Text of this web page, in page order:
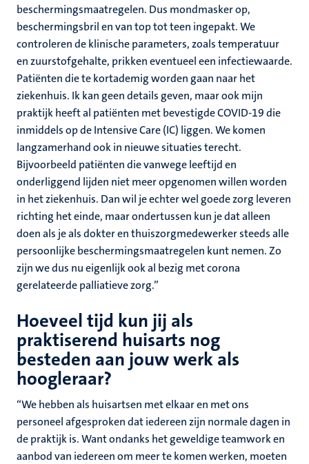
beschermingsmaatregelen. Dus mondmasker op,
beschermingsbril en van top tot teen ingepakt. We
controleren de klinische parameters, zoals temperatuur
en zuurstofgehalte, prikken eventueel een infectiewaarde.
Patiënten die te kortademig worden gaan naar het
ziekenhuis. Ik kan geen details geven, maar ook mijn
praktijk heeft al patiënten met bevestigde COVID-19 die
inmiddels op de Intensive Care (IC) liggen. We komen
langzamerhand ook in nieuwe situaties terecht.
Bijvoorbeeld patiënten die vanwege leeftijd en
onderliggend lijden niet meer opgenomen willen worden
in het ziekenhuis. Dan wil je echter wel goede zorg leveren
richting het einde, maar ondertussen kun je dat alleen
doen als je als dokter en thuiszorgmedewerker steeds alle
persoonlijke beschermingsmaatregelen kunt nemen. Zo
zijn we dus nu eigenlijk ook al bezig met corona
gerelateerde palliatieve zorg.”
Hoeveel tijd kun jij als
praktiserend huisarts nog
besteden aan jouw werk als
hoogleraar?
“We hebben als huisartsen met elkaar en met ons
personeel afgesproken dat iedereen zijn normale dagen in
de praktijk is. Want ondanks het geweldige teamwork en
aanbod van iedereen om meer te komen werken, moeten